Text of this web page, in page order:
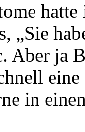
„Sie
Aber ja
in